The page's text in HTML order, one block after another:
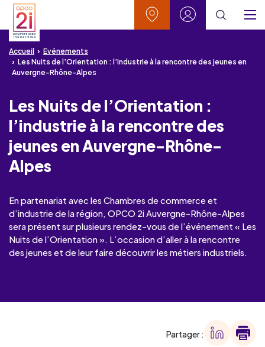
Aller au contenu
Aller à la recherche
Aller au menu
Aller au pied de page
Accueil
Evénements
Les Nuits de l’Orientation : l’industrie à la rencontre des jeunes en
Auvergne-Rhône-Alpes
Les Nuits de l’Orientation :
l’industrie à la rencontre des
jeunes en Auvergne-Rhône-
Alpes
En partenariat avec les Chambres de commerce et
d’industrie de la région, OPCO 2i Auvergne-Rhône-Alpes
sera présent sur plusieurs rendez-vous de l’événement « Les
Nuits de l’Orientation ». L’occasion d’aller à la rencontre
des jeunes et de leur faire découvrir les métiers industriels.
Partager :